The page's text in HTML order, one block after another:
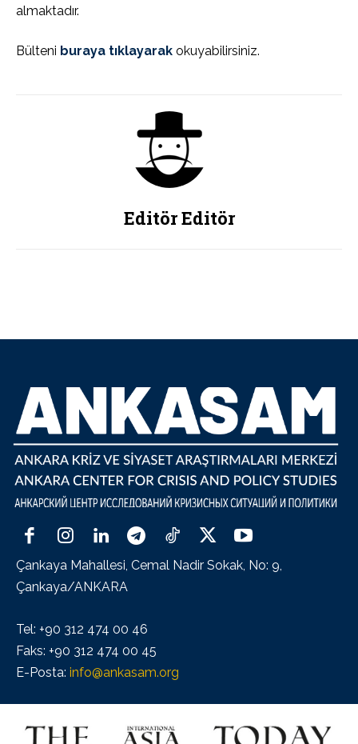
almaktadır.
Bülteni buraya tıklayarak okuyabilirsiniz.
Editör Editör
Çankaya Mahallesi, Cemal Nadir Sokak, No: 9,
Çankaya/ANKARA
Tel: +90 312 474 00 46
Faks: +90 312 474 00 45
E-Posta: info@ankasam.org